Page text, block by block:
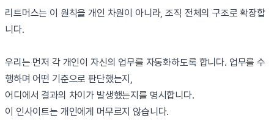
리트머스는 이 원칙을 개인 차원이 아니라, 조직 전체의 구조로 확장합
니다.
우리는 먼저 각 개인이 자신의 업무를 자동화하도록 합니다. 업무를 수
행하며 어떤 기준으로 판단했는지,
어디에서 결과의 차이가 발생했는지를 명시합니다.
이 인사이트는 개인에게 머무르지 않습니다.